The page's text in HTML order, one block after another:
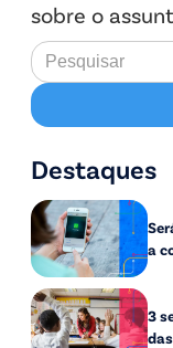
sobre o
Destaques
a
3